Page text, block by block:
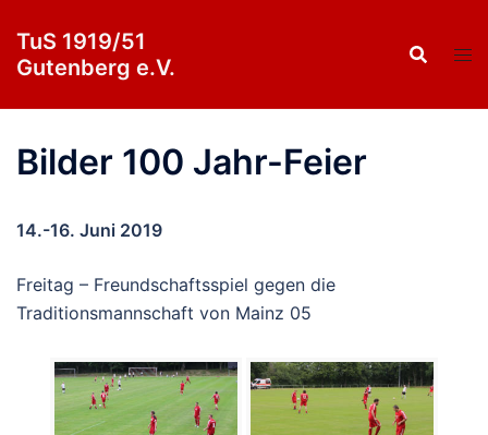
Inhalt
springen
TuS 1919/51
Gutenberg e.V.
Bilder 100 Jahr-Feier
14.-16. Juni 2019
Freitag – Freundschaftsspiel gegen die
Traditionsmannschaft von Mainz 05